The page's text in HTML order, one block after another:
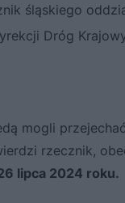
śląskiego
Dróg
mogli
rzecznik,
lipca 2024 roku.